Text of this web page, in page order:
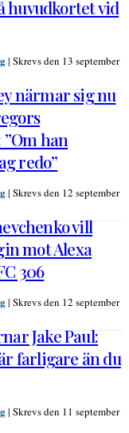
huvudkortet vid
| Skrevs den 13 september
närmar sig nu
han
redo”
| Skrevs den 12 september
vill
mot Alexa
306
| Skrevs den 12 september
Jake Paul:
farligare än du
| Skrevs den 11 september